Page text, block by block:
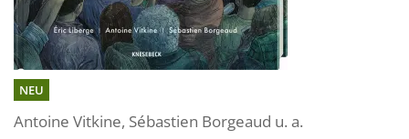
NEU
Antoine Vitkine, Sébastien Borgeaud u. a.